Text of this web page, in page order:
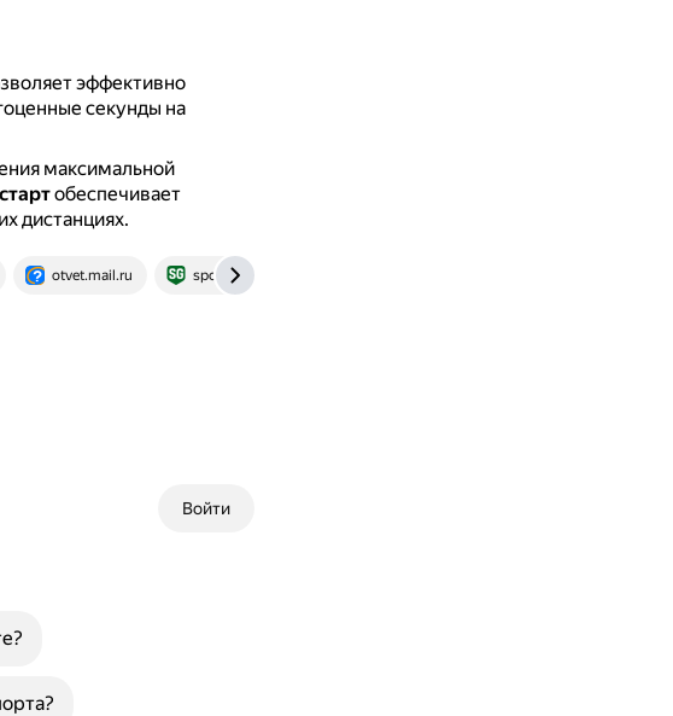
эффективно
секунды на
максимальной
обеспечивает
дистанциях.
otvet.mail.ru sportgoroda.ru
Войти